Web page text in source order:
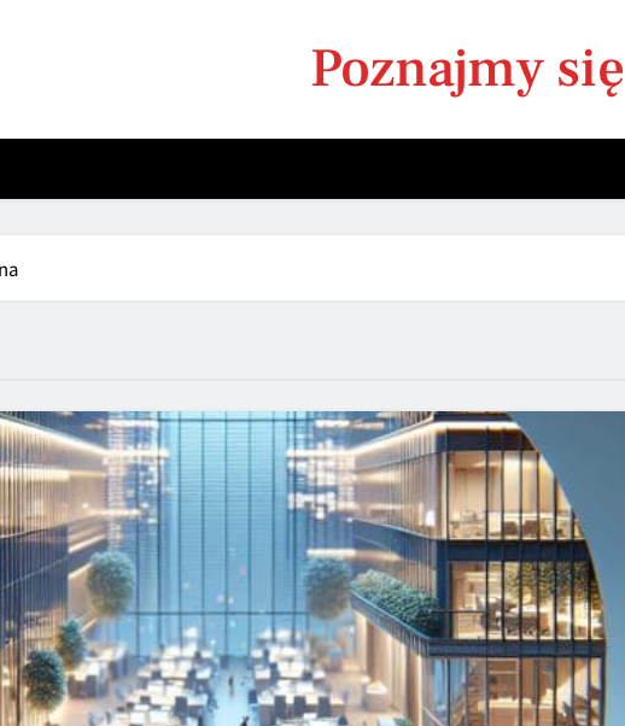
Poznajmy się